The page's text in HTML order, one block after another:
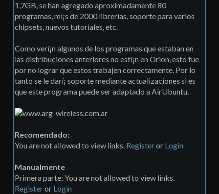
1,7GB, se han agregado aproximadamente 80
programas, mí¡s de 2000 librerí­as, soporte para varios
chipsets, nuevos tutoriales, etc.
Como verí¡n algunos de los programas que estaban en
las distribuciones anteriores no estí¡n en Orion, esto fue
por no lograr que estos trabajen correctamente. Por lo
tanto se le darí¡ soporte mediante actualizaciones si es
que este programa puede ser adaptado a AirUbuntu.
Recomendado:
You are not allowed to view links. Registeror Login
Manualmente
Primera parte: You are not allowed to view links.
Registeror Login